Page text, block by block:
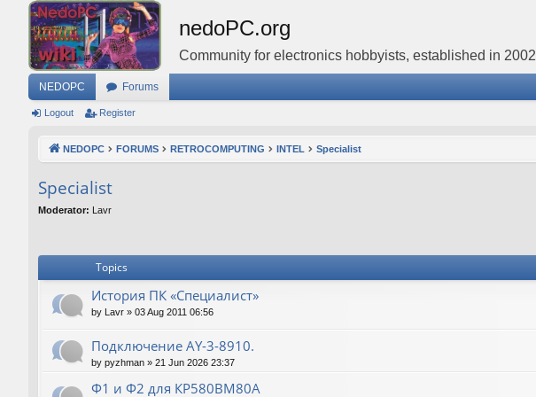
nedoPC.org
Community for electronics hobbyists, established in 2002
NEDOPC Forums
Logout Register
NEDOPC FORUMS RETROCOMPUTING INTEL Specialist
Specialist
Moderator: Lavr
Topics
История ПК «Специалист»
by Lavr » 03 Aug 2011 06:56
Подключение AY-3-8910.
by pyzhman » 21 Jun 2026 23:37
Ф1 и Ф2 для КР580ВМ80А